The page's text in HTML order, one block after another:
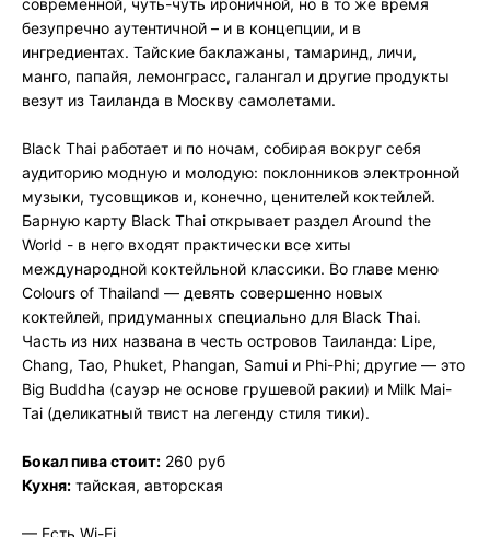
безупречно аутентичной – и в концепции, и в
ингредиентах. Тайские баклажаны, тамаринд, личи,
манго, папайя, лемонграсс, галангал и другие продукты
везут из Таиланда в Москву самолетами.
Black Thai работает и по ночам, собирая вокруг себя
аудиторию модную и молодую: поклонников электронной
музыки, тусовщиков и, конечно, ценителей коктейлей.
Барную карту Black Thai открывает раздел Around the
World - в него входят практически все хиты
международной коктейльной классики. Во главе меню
Colours of Thailand — девять совершенно новых
коктейлей, придуманных специально для Black Thai.
Часть из них названа в честь островов Таиланда: Lipe,
Chang, Tao, Phuket, Phangan, Samui и Phi-Phi; другие — это
Big Buddha (сауэр не основе грушевой ракии) и Milk Mai-
Tai (деликатный твист на легенду стиля тики).
Бокал пива стоит: 260 руб
Кухня: тайская, авторская
— Есть Wi-Fi